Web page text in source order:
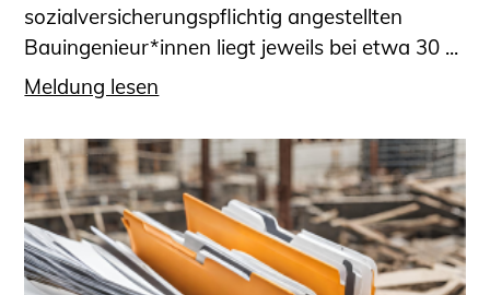
sozialversicherungspflichtig angestellten
Bauingenieur*innen liegt jeweils bei etwa 30 ...
Meldung lesen